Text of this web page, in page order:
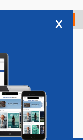
Check in
Vacatures
x